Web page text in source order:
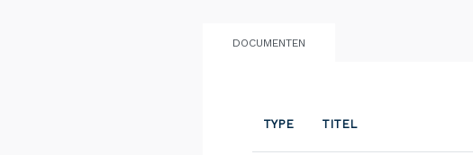
DOCUMENTEN
TYPE TITEL